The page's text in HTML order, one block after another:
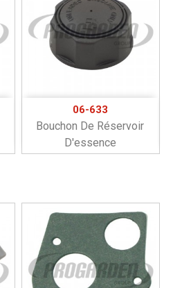
06-633
Bouchon De Réservoir
D'essence